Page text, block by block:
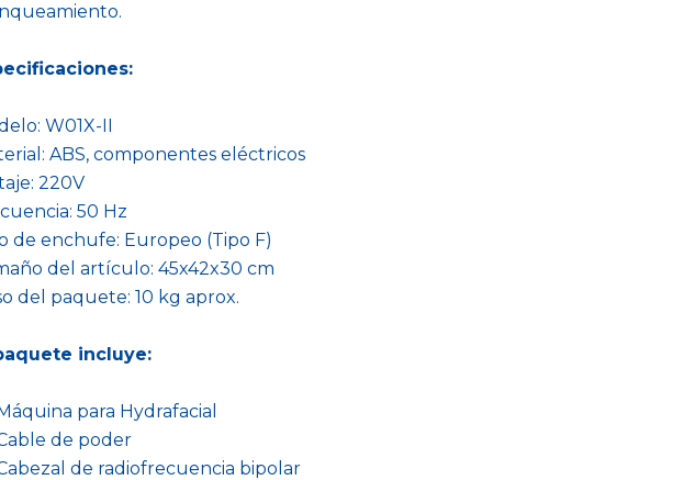
W01X-II
ABS, componentes eléctricos
220V
50 Hz
de enchufe: Europeo (Tipo F)
del artículo: 45x42x30 cm
del paquete: 10 kg aprox.
incluye:
para Hydrafacial
de poder
de radiofrecuencia bipolar